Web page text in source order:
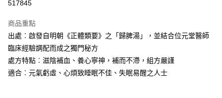
WeChat Pay
送貨方式
順豐自助櫃
517845
商品重點
出處︰啟發自明朝《正體類要》之「歸脾湯」，並結合位元堂醫師
臨床經驗調配而成之獨門秘方
處方特點︰滋陰補血、養心寧神，補而不滯，組方嚴謹
適合︰元氣虧虛、心煩致睡眠不佳、失眠易醒之人士